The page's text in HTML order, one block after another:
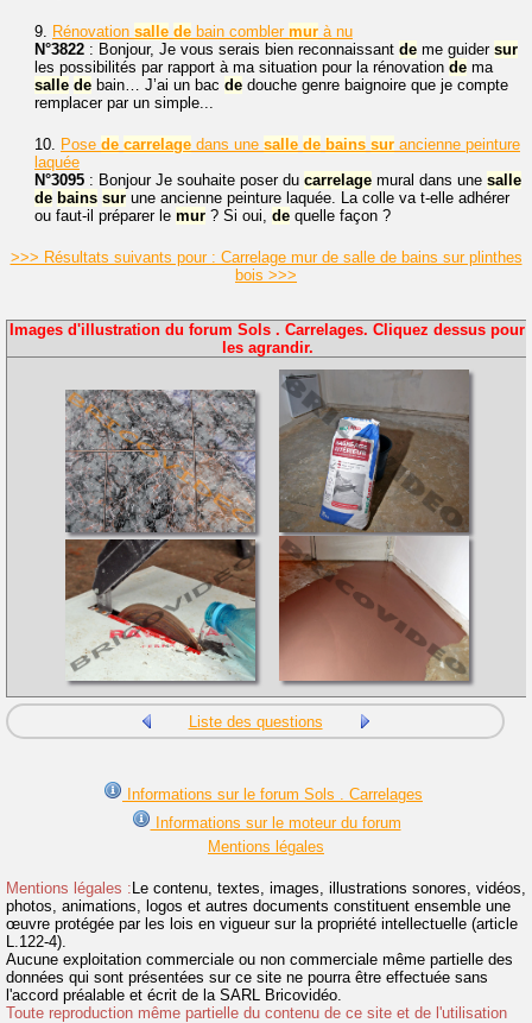
9. Rénovation salle de bain combler mur à nu
N°3822 : Bonjour, Je vous serais bien reconnaissant de me guider sur
les possibilités par rapport à ma situation pour la rénovation de ma
salle de bain… J’ai un bac de douche genre baignoire que je compte
remplacer par un simple...
10. Pose de carrelage dans une salle de bains sur ancienne peinture
laquée
N°3095 : Bonjour Je souhaite poser du carrelage mural dans une salle
de bains sur une ancienne peinture laquée. La colle va t-elle adhérer
ou faut-il préparer le mur ? Si oui, de quelle façon ?
>>> Résultats suivants pour : Carrelage mur de salle de bains sur plinthes
bois >>>
Images d'illustration du forum Sols . Carrelages. Cliquez dessus pour
les agrandir.
Liste des questions
Informations sur le forum Sols . Carrelages
Informations sur le moteur du forum
Mentions légales
Mentions légales : Le contenu, textes, images, illustrations sonores, vidéos,
photos, animations, logos et autres documents constituent ensemble une
œuvre protégée par les lois en vigueur sur la propriété intellectuelle (article
L.122-4).
Aucune exploitation commerciale ou non commerciale même partielle des
données qui sont présentées sur ce site ne pourra être effectuée sans
l'accord préalable et écrit de la SARL Bricovidéo.
Toute reproduction même partielle du contenu de ce site et de l'utilisation